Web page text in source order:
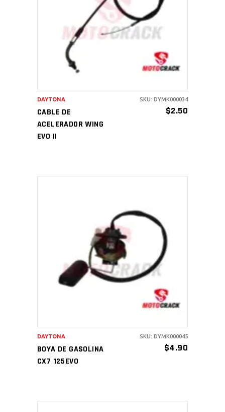
AÑADIR AL CARRITO
CABLE DE
ACELERADOR WING
EVO II
$2.50
DAYTONA SKU: DYMK000034
AÑADIR AL CARRITO
BOYA DE GASOLINA
CX7 125EVO
$4.90
DAYTONA SKU: DYMK000045